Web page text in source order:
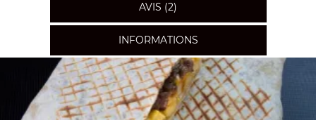
AVIS (2)
INFORMATIONS